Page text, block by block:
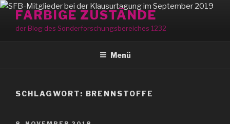
Zum
Inhalt
springen
FARBIGE ZUSTÄNDE
der Blog des Sonderforschungsbereiches 1232
Menü
SCHLAGWORT: BRENNSTOFFE